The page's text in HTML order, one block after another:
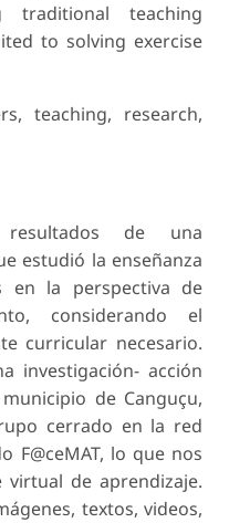
traditional teaching
to solving exercise
teaching, research,
de una
estudió la enseñanza
en la perspectiva de
considerando el
curricular necesario.
investigación- acción
de Canguçu,
cerrado en la red
F@ceMAT, lo que nos
de aprendizaje.
textos, videos,